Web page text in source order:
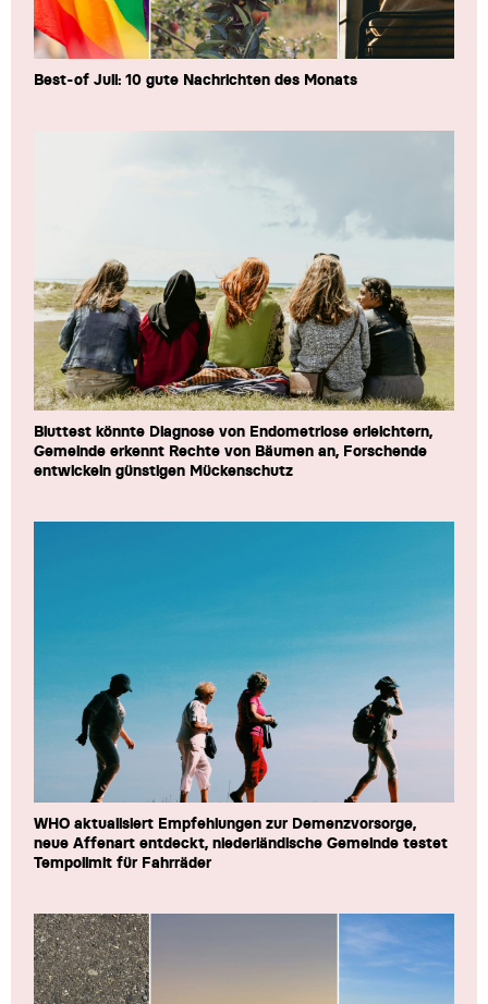
Best-of Juli: 10 gute Nachrichten des Monats
Bluttest könnte Diagnose von Endometriose erleichtern,
Gemeinde erkennt Rechte von Bäumen an, Forschende
entwickeln günstigen Mückenschutz
WHO aktualisiert Empfehlungen zur Demenzvorsorge,
neue Affenart entdeckt, niederländische Gemeinde testet
Tempolimit für Fahrräder